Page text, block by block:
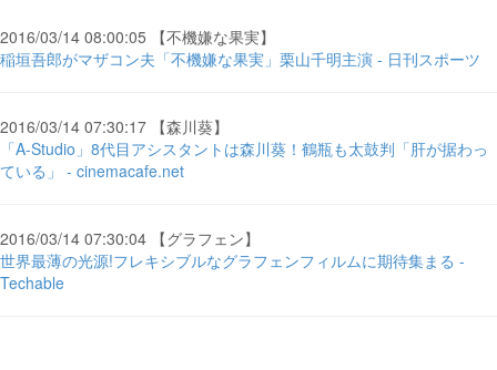
2016/03/14 08:00:05 【不機嫌な果実】
稲垣吾郎がマザコン夫「不機嫌な果実」栗山千明主演 - 日刊スポーツ
2016/03/14 07:30:17 【森川葵】
「A-Studio」8代目アシスタントは森川葵！鶴瓶も太鼓判「肝が据わっ
ている」 - cinemacafe.net
2016/03/14 07:30:04 【グラフェン】
世界最薄の光源!フレキシブルなグラフェンフィルムに期待集まる -
Techable